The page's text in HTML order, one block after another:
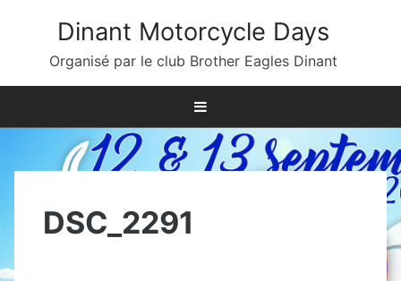
Dinant Motorcycle Days
Organisé par le club Brother Eagles Dinant
DSC_2291